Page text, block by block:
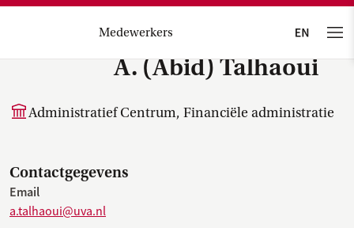
Medewerkers
A. (Abid) Talhaoui
Administratief Centrum, Financiële administratie
Contactgegevens
Email
a.talhaoui@uva.nl